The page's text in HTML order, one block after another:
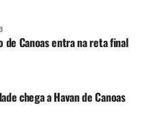
de Canoas entra na reta final
chega a Havan de Canoas